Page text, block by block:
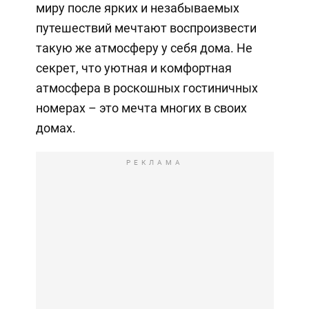
миру после ярких и незабываемых
путешествий мечтают воспроизвести
такую же атмосферу у себя дома. Не
секрет, что уютная и комфортная
атмосфера в роскошных гостиничных
номерах – это мечта многих в своих
домах.
РЕКЛАМА